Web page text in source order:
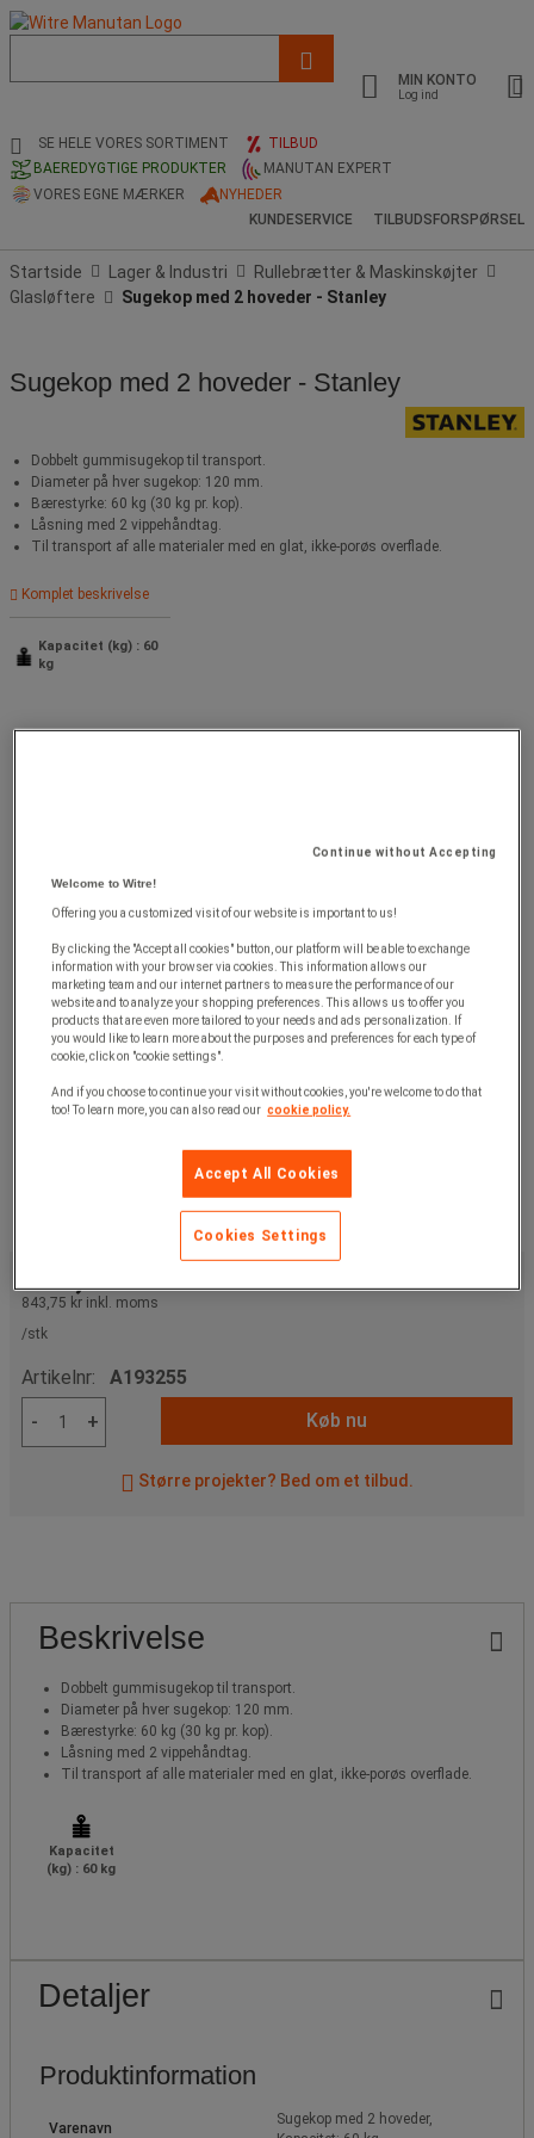
og
søgehistorik
MIN KONTO
Log ind
SE HELE VORES SORTIMENT
TILBUD
BAEREDYGTIGE PRODUKTER
MANUTAN EXPERT
VORES EGNE MÆRKER
NYHEDER
KUNDESERVICE
TILBUDSFORSPØRSEL
Startside Lager & Industri
Rullebrætter & Maskinskøjter
Glasløftere
Sugekop med 2 hoveder - Stanley
Sugekop med 2 hoveder - Stanley
Dobbelt gummisugekop til transport.
Diameter på hver sugekop: 120 mm.
Bærestyrke: 60 kg (30 kg pr. kop).
Låsning med 2 vippehåndtag.
Til transport af alle materialer med en glat, ikke-porøs overflade.
Komplet beskrivelse
Kapacitet (kg) : 60
kg
843,75 kr inkl. moms
/stk
Artikelnr: A193255
-
+ Køb nu
Større projekter? Bed om et tilbud.
Beskrivelse
Dobbelt gummisugekop til transport.
Diameter på hver sugekop: 120 mm.
Bærestyrke: 60 kg (30 kg pr. kop).
Låsning med 2 vippehåndtag.
Til transport af alle materialer med en glat, ikke-porøs overflade.
Kapacitet
(kg) : 60 kg
Detaljer
Produktinformation
Varenavn
Sugekop med 2 hoveder,
Continue without Accepting
Welcome to Witre!
Offering you a customized visit of our website is important to us!
By clicking the "Accept all cookies" button, our platform will be able to exchange
information with your browser via cookies. This information allows our
marketing team and our internet partners to measure the performance of our
website and to analyze your shopping preferences. This allows us to offer you
products that are even more tailored to your needs and ads personalization. If
you would like to learn more about the purposes and preferences for each type of
cookie, click on "cookie settings".
And if you choose to continue your visit without cookies, you're welcome to do that
too! To learn more, you can also read our cookie policy.
Accept All Cookies
Cookies Settings